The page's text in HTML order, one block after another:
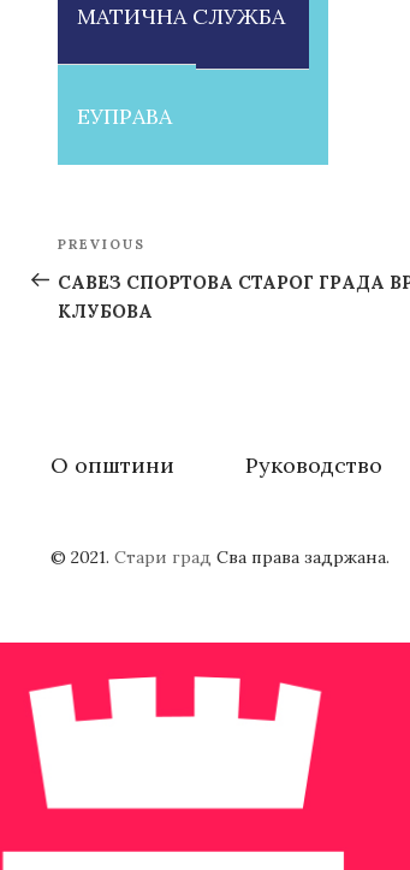
МАТИЧНА СЛУЖБА
ЕУПРАВА
Post
navigation
Previous
Post
PREVIOUS
САВЕЗ СПОРТОВА СТАРОГ ГРАДА
КЛУБОВА
О општини Руководство
© 2021. Стари град Сва права задржана.